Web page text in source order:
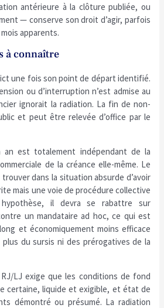
antérieure à la clôture publiée, ou
— conserve son droit d’agir, parfois
apparents.
à connaître
une fois son point de départ identifié.
ou d’interruption n’est admise au
ignorait la radiation. La fin de non-
et peut être relevée d’office par le
an est totalement indépendant de la
de la créance elle-même. Le
dans la situation absurde d’avoir
mais une voie de procédure collective
il devra se rabattre sur
un mandataire ad hoc, ce qui est
et économiquement moins efficace
plus du sursis ni des prérogatives de la
RJ/LJ exige que les conditions de fond
certaine, liquide et exigible, et état de
démontré ou présumé. La radiation